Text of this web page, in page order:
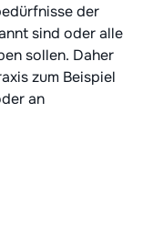
der
sind oder alle
sollen. Daher
zum Beispiel
an